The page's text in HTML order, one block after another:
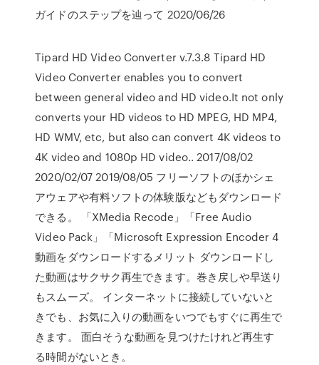
ガイドのステップを辿って 2020/06/26
Tipard HD Video Converter v.7.3.8 Tipard HD
Video Converter enables you to convert
between general video and HD video.It not only
converts your HD videos to HD MPEG, HD MP4,
HD WMV, etc, but also can convert 4K videos to
4K video and 1080p HD video.. 2017/08/02
2020/02/07 2019/08/05 フリーソフトのほかシェ
アウェアや有料ソフトの体験版などもダウンロード
できる。 「XMedia Recode」「Free Audio
Video Pack」「Microsoft Expression Encoder 4
動画をダウンロードするメリット ダウンロードし
た動画はサクサク再生できます。巻き戻しや早送り
もスムーズ。 インターネットに接続していないと
きでも、お気に入りの動画をいつでもすぐに再生で
きます。 面白そうな動画を見つけたけれど再生す
る時間がないとき。